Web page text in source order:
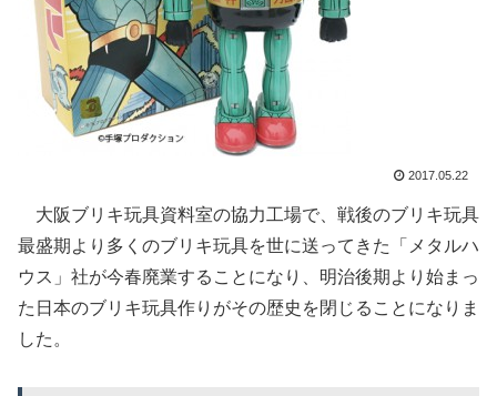
2017.05.22
大阪ブリキ玩具資料室の協力工場で、戦後のブリキ玩具
最盛期より多くのブリキ玩具を世に送ってきた「メタルハ
ウス」社が今春廃業することになり、明治後期より始まっ
た日本のブリキ玩具作りがその歴史を閉じることになりま
した。